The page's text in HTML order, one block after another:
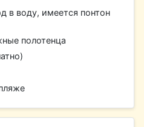
в воду, имеется понтон
полотенца